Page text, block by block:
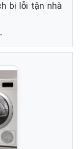
bị lỗi tận nhà